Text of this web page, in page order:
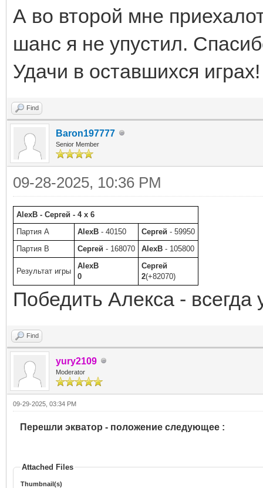
А во второй мне
шанс я не упустил.
Удачи в оставшихся играх!
Find
Baron197777
Senior Member
09-28-2025, 10:36 PM
AlexB - Сергей - 4 x 6
Партия A
AlexB - 40150 Сергей - 59950
Партия B
Сергей - 168070 AlexB - 105800
Результат игры
AlexB
0
Сергей
2(+82070)
Победить Алекса - всегда
Find
yury2109
Moderator
09-29-2025, 03:34 PM
Перешли экватор - положение следующее :
Attached Files
Thumbnail(s)